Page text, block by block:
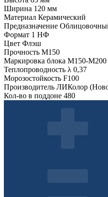
Ширина 120 мм
Материал Керамический
Предназначение
Формат 1 НФ
Цвет Флэш
Прочность М150
Маркировка блока М150-М200
Теплопроводность λ 0,37
Морозостойкость F100
Производитель ЛИКолор
Кол-во в поддоне 480